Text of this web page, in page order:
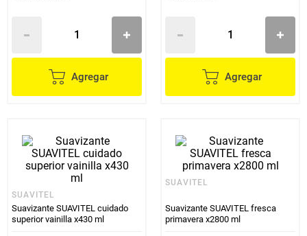
Agregar Agregar
SUAVITEL
Suavizante SUAVITEL cuidado
superior vainilla x430 ml
SUAVITEL
Suavizante SUAVITEL fresca
primavera x2800 ml